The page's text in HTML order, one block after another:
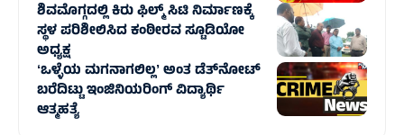
ಶಿವಮೊಗ್ಗದಲ್ಲಿ ಕಿರು ಫಿಲ್ಮ್ ಸಿಟಿ ನಿರ್ಮಾಣಕ್ಕೆ
ಸ್ಥಳ ಪರಿಶೀಲಿಸಿದ ಕಂಠೀರವ ಸ್ಟೂಡಿಯೋ
ಅಧ್ಯಕ್ಷ
ʻಒಳ್ಳೆಯ ಮಗನಾಗಲಿಲ್ಲʼ ಅಂತ ಡೆತ್‌ನೋಟ್
ಬರೆದಿಟ್ಟು ಇಂಜಿನಿಯರಿಂಗ್ ವಿದ್ಯಾರ್ಥಿ
ಆತ್ಮಹತ್ಯೆ‌